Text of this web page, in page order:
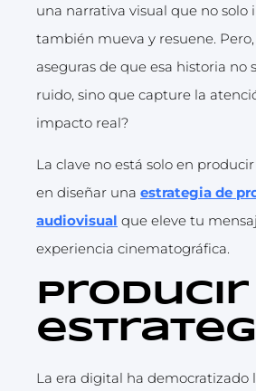
una narrativa visual que no solo
también mueva y resuene.
aseguras de que esa historia no
ruido, sino que capture la
impacto real?
La clave no está solo en
en diseñar una estrategia de
audiovisual que eleve tu
experiencia cinematográfica.
La era digital ha democratizado